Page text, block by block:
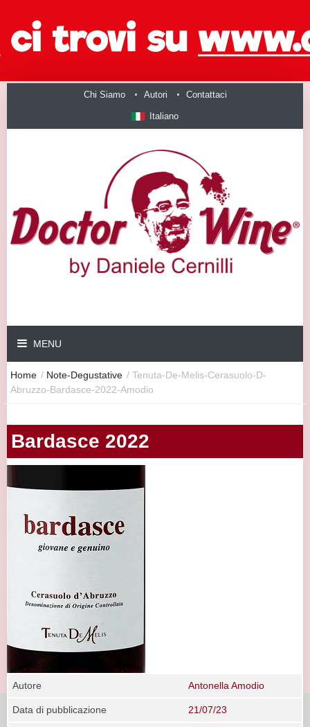
Chi Siamo Autori Contattaci
Italiano
MENU
Home / Note-Degustative / Tenuta-De-Melis-Cerasuolo-D-
Abruzzo-Bardasce-2022-Amodio
Bardasce 2022
Autore Antonella Amodio
Data di pubblicazione 21/07/23